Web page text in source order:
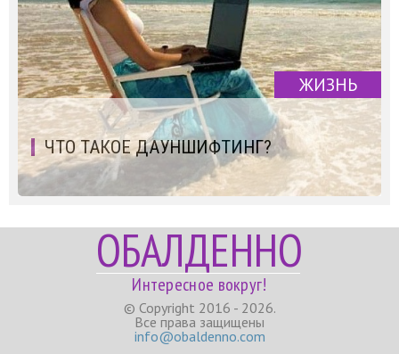
ЖИЗНЬ
ЧТО ТАКОЕ ДАУНШИФТИНГ?
ОБАЛДЕННО
Интересное вокруг!
© Copyright 2016 - 2026.
Все права защищены
info@obaldenno.com